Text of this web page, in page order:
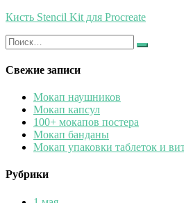
Кисть Stencil Kit для Procreate
Искать:
Найти
Свежие записи
Мокап наушников
Мокап капсул
100+ мокапов постера
Мокап банданы
Мокап упаковки таблеток и
Рубрики